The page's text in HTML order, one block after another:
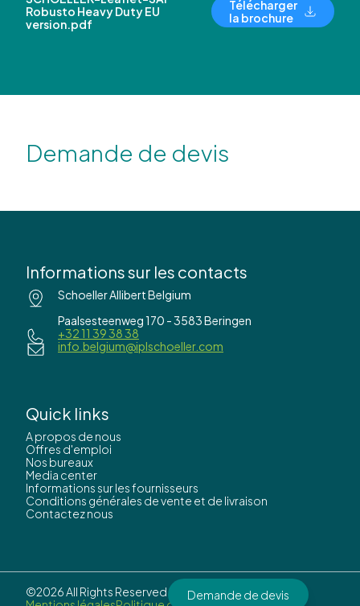
Robusto Heavy Duty EU
version.pdf
Télécharger
la brochure
Demande de devis
Demande de devis
Informations sur les contacts
Schoeller Allibert Belgium
Paalsesteenweg 170 - 3583 Beringen
+32 11 39 38 38
info.belgium@iplschoeller.com
Quick links
A propos de nous
Offres d'emploi
Nos bureaux
Media center
Informations sur les fournisseurs
Conditions générales de vente et de livraison
Contactez nous
©2026 All Rights Reserved by
IPL Schoeller.